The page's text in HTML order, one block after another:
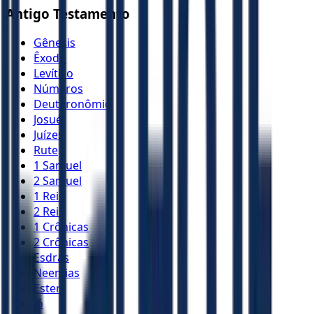
Antigo Testamento
Gênesis
Êxodo
Levítico
Números
Deuteronômio
Josué
Juízes
Rute
1 Samuel
2 Samuel
1 Reis
2 Reis
1 Crônicas
2 Crônicas
Esdras
Neemias
Ester
Jó